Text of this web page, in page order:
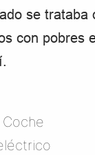
se
con pobres
Coche